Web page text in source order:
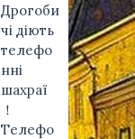
Дрогоби
чі діють
телефо
нні
шахраї
！
Тeлeфо